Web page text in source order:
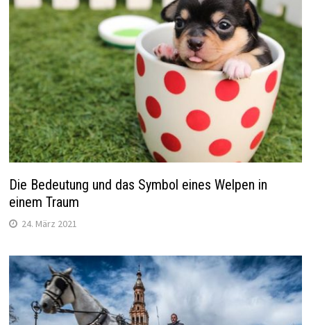
Die Bedeutung und das Symbol eines Welpen in
einem Traum
24. März 2021